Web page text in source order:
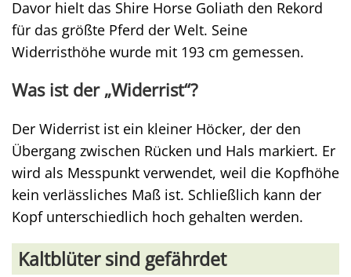
Davor hielt das Shire Horse Goliath den Rekord
für das größte Pferd der Welt. Seine
Widerristhöhe wurde mit 193 cm gemessen.
Was ist der „Widerrist“?
Der Widerrist ist ein kleiner Höcker, der den
Übergang zwischen Rücken und Hals markiert. Er
wird als Messpunkt verwendet, weil die Kopfhöhe
kein verlässliches Maß ist. Schließlich kann der
Kopf unterschiedlich hoch gehalten werden.
Kaltblüter sind gefährdet